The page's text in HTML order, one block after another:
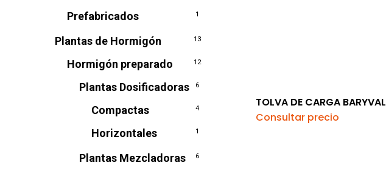
Prefabricados 1
Plantas de Hormigón 13
Hormigón preparado 12
Plantas Dosificadoras 6
Compactas 4
Horizontales 1
Plantas Mezcladoras 6
TOLVA DE CARGA BARYVAL
Consultar precio